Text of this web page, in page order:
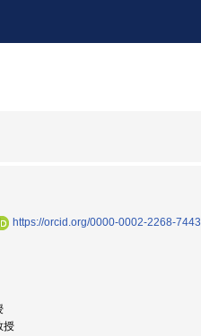
https://orcid.org/0000-0002-2268-7443
授